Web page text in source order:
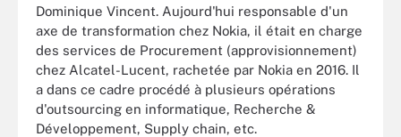
Dominique Vincent. Aujourd'hui responsable d'un
axe de transformation chez Nokia, il était en charge
des services de Procurement (approvisionnement)
chez Alcatel-Lucent, rachetée par Nokia en 2016. Il
a dans ce cadre procédé à plusieurs opérations
d'outsourcing en informatique, Recherche &
Développement, Supply chain, etc.